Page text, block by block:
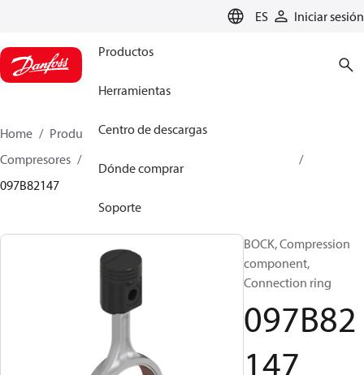
ES Iniciar sesión
Productos
Herramientas
Centro de descargas
Dónde comprar
Soporte
Home Productos
Climate Solutions for heating
Compresores
097B82147
BOCK, Compression
component,
Connection ring
097B82
147